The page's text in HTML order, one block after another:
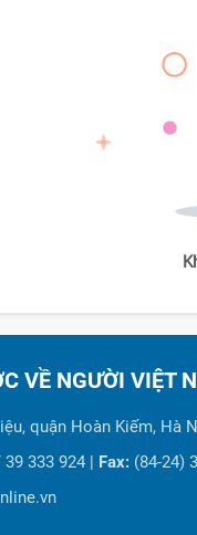
VỀ NGƯỜI VIỆT
quận Hoàn Kiếm, Hà
333 924 | Fax: (84-24)